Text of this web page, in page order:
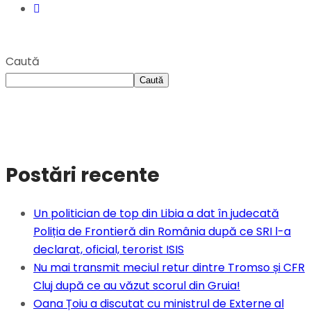
Caută
Caută
Postări recente
Un politician de top din Libia a dat în judecată
Poliția de Frontieră din România după ce SRI l-a
declarat, oficial, terorist ISIS
Nu mai transmit meciul retur dintre Tromso și CFR
Cluj după ce au văzut scorul din Gruia!
Oana Țoiu a discutat cu ministrul de Externe al